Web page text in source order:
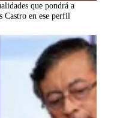
que pondrá a
Castro en ese perfil